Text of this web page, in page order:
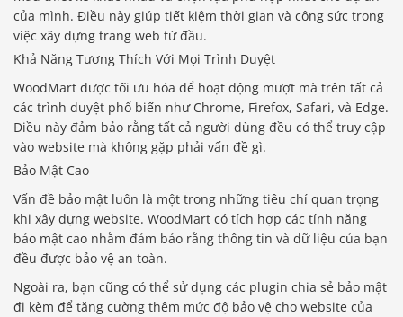
của mình. Điều này giúp tiết kiệm thời gian và công sức trong
việc xây dựng trang web từ đầu.
Khả Năng Tương Thích Với Mọi Trình Duyệt
WoodMart được tối ưu hóa để hoạt động mượt mà trên tất cả
các trình duyệt phổ biến như Chrome, Firefox, Safari, và Edge.
Điều này đảm bảo rằng tất cả người dùng đều có thể truy cập
vào website mà không gặp phải vấn đề gì.
Bảo Mật Cao
Vấn đề bảo mật luôn là một trong những tiêu chí quan trọng
khi xây dựng website. WoodMart có tích hợp các tính năng
bảo mật cao nhằm đảm bảo rằng thông tin và dữ liệu của bạn
đều được bảo vệ an toàn.
Ngoài ra, bạn cũng có thể sử dụng các plugin chia sẻ bảo mật
đi kèm để tăng cường thêm mức độ bảo vệ cho website của